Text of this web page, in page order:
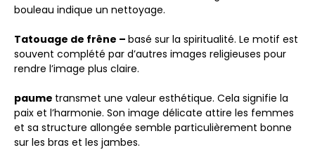
bouleau indique un nettoyage.
Tatouage de frêne – basé sur la spiritualité. Le motif est
souvent complété par d’autres images religieuses pour
rendre l’image plus claire.
paume transmet une valeur esthétique. Cela signifie la
paix et l’harmonie. Son image délicate attire les femmes
et sa structure allongée semble particulièrement bonne
sur les bras et les jambes.